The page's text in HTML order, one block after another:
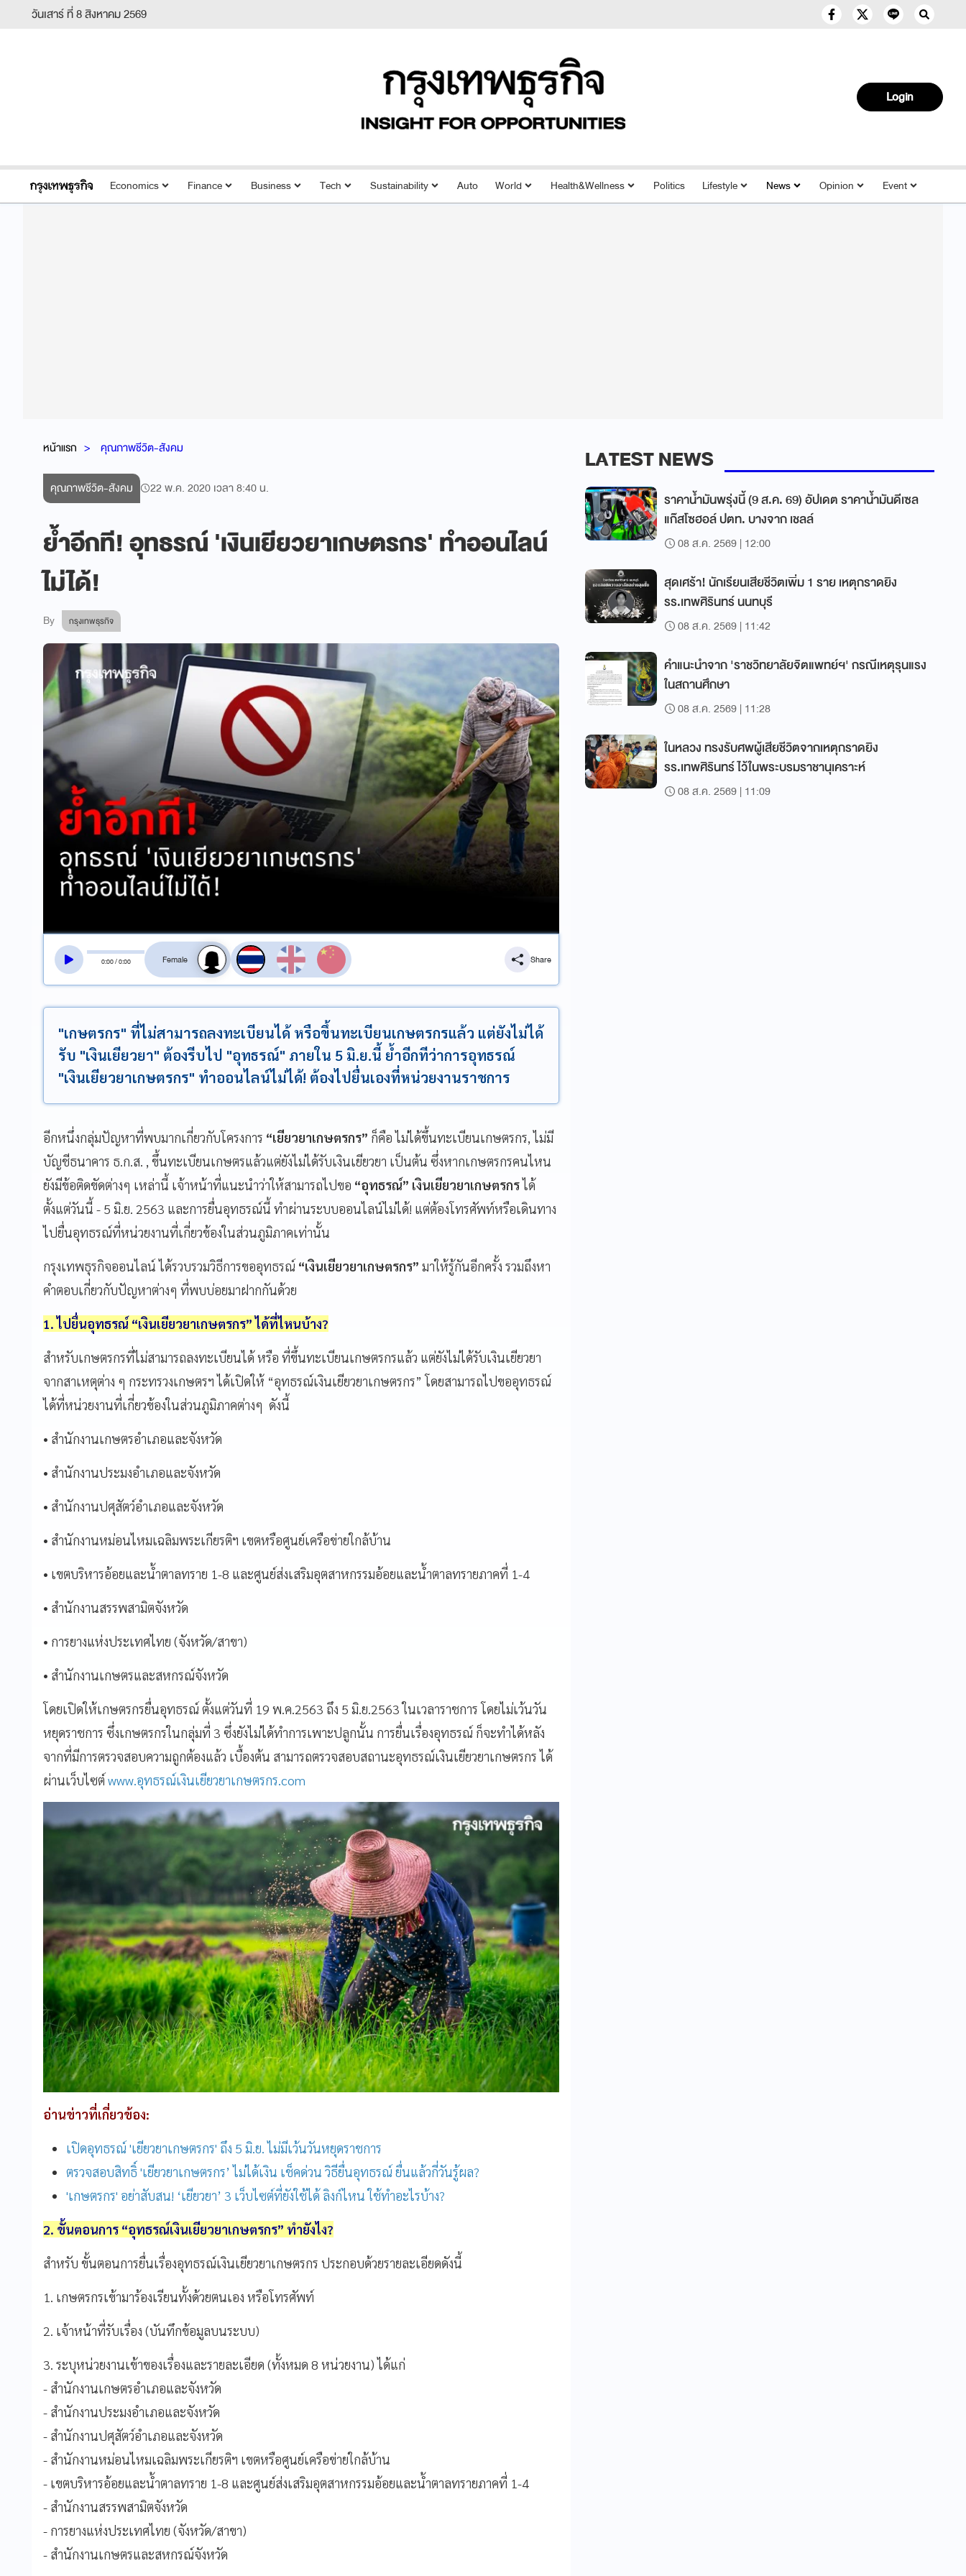
วันเสาร์ ที่ 8 สิงหาคม 2569
Login
Economics Finance Business Tech Sustainability Auto World Health&Wellness Politics Lifestyle News Opinion Event
หน้าแรก คุณภาพชีวิต-สังคม
คุณภาพชีวิต-สังคม 22 พ.ค. 2020 เวลา 8:40 น.
ย้ำอีกที! อุทธรณ์ 'เงินเยียวยาเกษตรกร' ทำออนไลน์
ไม่ได้!
By กรุงเทพธุรกิจ
0:00/0:00
สลับเสียงอ่าน
Share
"เกษตรกร" ที่ไม่สามารถลงทะเบียนได้ หรือขึ้นทะเบียนเกษตรกรแล้ว แต่ยังไม่ได้
รับ "เงินเยียวยา" ต้องรีบไป "อุทธรณ์" ภายใน 5 มิ.ย.นี้ ย้ำอีกทีว่าการอุทธรณ์
"เงินเยียวยาเกษตรกร" ทำออนไลน์ไม่ได้! ต้องไปยื่นเองที่หน่วยงานราชการ
อีกหนึ่งกลุ่มปัญหาที่พบมากเกี่ยวกับโครงการ “เยียวยาเกษตรกร” ก็คือ ไม่ได้ขึ้นทะเบียนเกษตรกร, ไม่มี
บัญชีธนาคาร ธ.ก.ส. , ขึ้นทะเบียนเกษตรแล้วแต่ยังไม่ได้รับเงินเยียวยา เป็นต้น ซึ่งหากเกษตรกรคนไหน
ยังมีข้อติดขัดต่างๆ เหล่านี้ เจ้าหน้าที่แนะนำว่าให้สามารถไปขอ “อุทธรณ์” เงินเยียวยาเกษตรกรได้
ตั้งแต่วันนี้ - 5 มิ.ย. 2563 และการยื่นอุทธรณ์นี้ ทำผ่านระบบออนไลน์ไม่ได้! แต่ต้องโทรศัพท์หรือเดินทาง
ไปยื่นอุทธรณ์ที่หน่วยงานที่เกี่ยวข้องในส่วนภูมิภาคเท่านั้น
กรุงเทพธุรกิจออนไลน์ ได้รวบรวมวิธีการขออุทธรณ์ “เงินเยียวยาเกษตรกร” มาให้รู้กันอีกครั้ง รวมถึงหา
คำตอบเกี่ยวกับปัญหาต่างๆ ที่พบบ่อยมาฝากกันด้วย
1. ไปยื่นอุทธรณ์ “เงินเยียวยาเกษตรกร” ได้ที่ไหนบ้าง?
สำหรับเกษตรกรที่ไม่สามารถลงทะเบียนได้ หรือ ที่ขึ้นทะเบียนเกษตรกรแล้ว แต่ยังไม่ได้รับเงินเยียวยา
จากสาเหตุต่าง ๆ กระทรวงเกษตรฯ ได้เปิดให้ “อุทธรณ์เงินเยียวยาเกษตรกร” โดยสามารถไปขออุทธรณ์
ได้ที่หน่วยงานที่เกี่ยวข้องในส่วนภูมิภาคต่างๆ ดังนี้
• สำนักงานเกษตรอำเภอและจังหวัด
• สำนักงานประมงอำเภอและจังหวัด
• สำนักงานปศุสัตว์อำเภอและจังหวัด
• สำนักงานหม่อนไหมเฉลิมพระเกียรติฯ เขตหรือศูนย์เครือข่ายใกล้บ้าน
• เขตบริหารอ้อยและน้ำตาลทราย 1-8 และศูนย์ส่งเสริมอุตสาหกรรมอ้อยและน้ำตาลทรายภาคที่ 1-4
• สำนักงานสรรพสามิตจังหวัด
• การยางแห่งประเทศไทย (จังหวัด/สาขา)
• สำนักงานเกษตรและสหกรณ์จังหวัด
โดยเปิดให้เกษตรกรยื่นอุทธรณ์ ตั้งแต่วันที่ 19 พ.ค.2563 ถึง 5 มิ.ย.2563 ในเวลาราชการ โดยไม่เว้นวัน
หยุดราชการ ซึ่งเกษตรกรในกลุ่มที่ 3 ซึ่งยังไม่ได้ทำการเพาะปลูกนั้น การยื่นเรื่องอุทธรณ์ ก็จะทำได้หลัง
จากที่มีการตรวจสอบความถูกต้องแล้ว เบื้องต้น สามารถตรวจสอบสถานะอุทธรณ์เงินเยียวยาเกษตรกร ได้
ผ่านเว็บไซต์ www.อุทธรณ์เงินเยียวยาเกษตรกร.com
อ่านข่าวที่เกี่ยวข้อง:
เปิดอุทธรณ์ 'เยียวยาเกษตรกร' ถึง 5 มิ.ย. ไม่มีเว้นวันหยุดราชการ
ตรวจสอบสิทธิ์ 'เยียวยาเกษตรกร’ ไม่ได้เงิน เช็คด่วน วิธียื่นอุทธรณ์ ยื่นแล้วกี่วันรู้ผล​?
'เกษตรกร' อย่าสับสน! ‘เยียวยา’ 3 เว็บไซต์ที่ยังใช้ได้ ลิงก์ไหน ใช้ทำอะไรบ้าง?
2. ขั้นตอนการ “อุทธรณ์เงินเยียวยาเกษตรกร” ทำยังไง?
สำหรับ ขั้นตอนการยื่นเรื่องอุทธรณ์เงินเยียวยาเกษตรกร ประกอบด้วยรายละเอียดดังนี้
1. เกษตรกรเข้ามาร้องเรียนทั้งด้วยตนเอง หรือโทรศัพท์
2. เจ้าหน้าที่รับเรื่อง (บันทึกข้อมูลบนระบบ)
3. ระบุหน่วยงานเข้าของเรื่องและรายละเอียด (ทั้งหมด 8 หน่วยงาน) ได้แก่
- สำนักงานเกษตรอำเภอและจังหวัด
- สำนักงานประมงอำเภอและจังหวัด
- สำนักงานปศุสัตว์อำเภอและจังหวัด
- สำนักงานหม่อนไหมเฉลิมพระเกียรติฯ เขตหรือศูนย์เครือข่ายใกล้บ้าน
- เขตบริหารอ้อยและน้ำตาลทราย 1-8 และศูนย์ส่งเสริมอุตสาหกรรมอ้อยและน้ำตาลทรายภาคที่ 1-4
- สำนักงานสรรพสามิตจังหวัด
- การยางแห่งประเทศไทย (จังหวัด/สาขา)
- สำนักงานเกษตรและสหกรณ์จังหวัด
LATEST NEWS
ราคาน้ำมันพรุ่งนี้ (9 ส.ค. 69) อัปเดต ราคาน้ำมันดีเซล
แก๊สโซฮอล์ ปตท. บางจาก เชลล์
08 ส.ค. 2569 | 12:00
สุดเศร้า! นักเรียนเสียชีวิตเพิ่ม 1 ราย เหตุกราดยิง
รร.เทพศิรินทร์ นนทบุรี
08 ส.ค. 2569 | 11:42
คำแนะนำจาก 'ราชวิทยาลัยจิตแพทย์ฯ' กรณีเหตุรุนแรง
ในสถานศึกษา
08 ส.ค. 2569 | 11:28
ในหลวง ทรงรับศพผู้เสียชีวิตจากเหตุกราดยิง
รร.เทพศิรินทร์ ไว้ในพระบรมราชานุเคราะห์
08 ส.ค. 2569 | 11:09